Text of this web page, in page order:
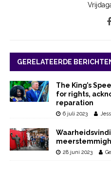
GERELATEERDE
The King’s
for rights,
reparation
6 juli 2023
28 juni 2023